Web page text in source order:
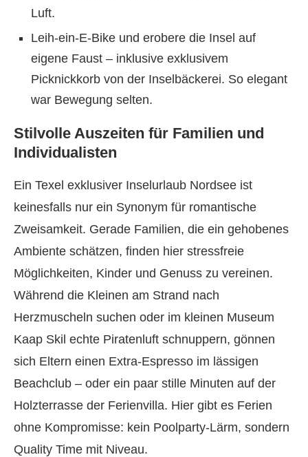
Luft.
Leih-ein-E-Bike und erobere die Insel auf
eigene Faust – inklusive exklusivem
Picknickkorb von der Inselbäckerei. So elegant
war Bewegung selten.
Stilvolle Auszeiten für Familien und
Individualisten
Ein Texel exklusiver Inselurlaub Nordsee ist
keinesfalls nur ein Synonym für romantische
Zweisamkeit. Gerade Familien, die ein gehobenes
Ambiente schätzen, finden hier stressfreie
Möglichkeiten, Kinder und Genuss zu vereinen.
Während die Kleinen am Strand nach
Herzmuscheln suchen oder im kleinen Museum
Kaap Skil echte Piratenluft schnuppern, gönnen
sich Eltern einen Extra-Espresso im lässigen
Beachclub – oder ein paar stille Minuten auf der
Holzterrasse der Ferienvilla. Hier gibt es Ferien
ohne Kompromisse: kein Poolparty-Lärm, sondern
Quality Time mit Niveau.